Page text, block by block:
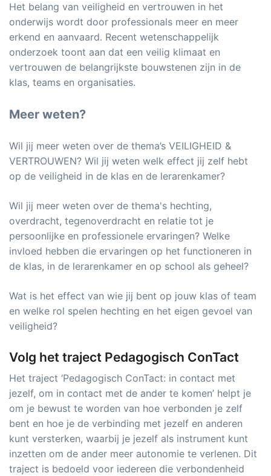
Het belang van veiligheid en vertrouwen in het
onderwijs wordt door professionals meer en meer
erkend en aanvaard. Recent wetenschappelijk
onderzoek toont aan dat een veilig klimaat en
vertrouwen de belangrijkste bouwstenen zijn in de
klas, teams en organisaties.
Meer weten?
Wil jij meer weten over de thema’s VEILIGHEID &
VERTROUWEN? Wil jij weten welk effect jij zelf hebt
op de veiligheid in de klas en de lerarenkamer?
Wil jij meer weten over de thema's hechting,
overdracht, tegenoverdracht en relatie tot je
persoonlijke en professionele ervaringen? Welke
invloed hebben die ervaringen op het functioneren in
de klas, in de lerarenkamer en op school als geheel?
Wat is het effect van wie jij bent op jouw klas of team
en welke rol spelen hechting en het eigen gevoel van
veiligheid?
Volg het traject Pedagogisch ConTact
Het traject ‘Pedagogisch ConTact: in contact met
jezelf, om in contact met de ander te komen’ helpt je
om je bewust te worden van hoe verbonden je zelf
bent en hoe je de verbinding met jezelf en anderen
kunt versterken, waarbij je jezelf als instrument kunt
inzetten om de ander meer autonomie te verlenen. Dit
traject is bedoeld voor iedereen die verbondenheid